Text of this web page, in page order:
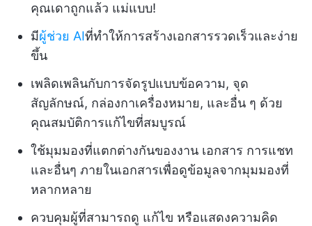
คุณเดาถูกแล้ว แม่แบบ!
มีผู้ช่วย AIที่ทำให้การสร้างเอกสารรวดเร็วและง่าย
ขึ้น
เพลิดเพลินกับการจัดรูปแบบข้อความ, จุด
สัญลักษณ์, กล่องกาเครื่องหมาย, และอื่น ๆ ด้วย
คุณสมบัติการแก้ไขที่สมบูรณ์
ใช้มุมมองที่แตกต่างกันของงาน เอกสาร การแชท
และอื่นๆ ภายในเอกสารเพื่อดูข้อมูลจากมุมมองที่
หลากหลาย
ควบคุมผู้ที่สามารถดู แก้ไข หรือแสดงความคิด